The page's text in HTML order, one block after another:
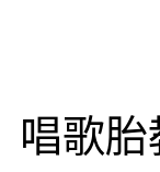
教